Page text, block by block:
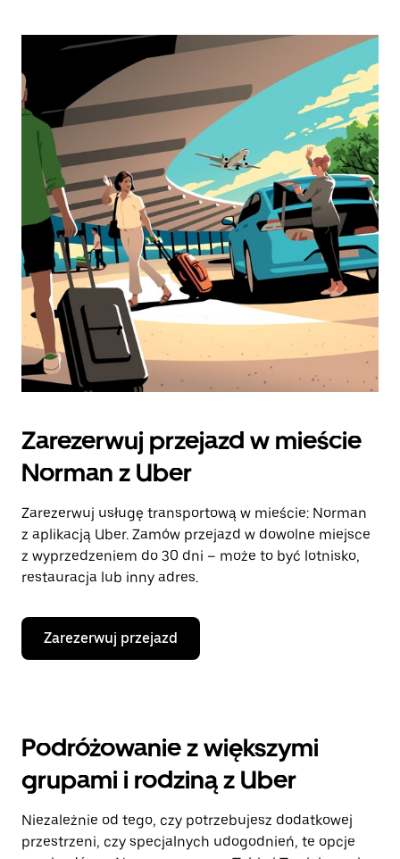
Zarezerwuj przejazd w mieście
Norman z Uber
Zarezerwuj usługę transportową w mieście: Norman
z aplikacją Uber. Zamów przejazd w dowolne miejsce
z wyprzedzeniem do 30 dni – może to być lotnisko,
restauracja lub inny adres.
Zarezerwuj przejazd
Podróżowanie z większymi
grupami i rodziną z Uber
Niezależnie od tego, czy potrzebujesz dodatkowej
przestrzeni, czy specjalnych udogodnień, te opcje